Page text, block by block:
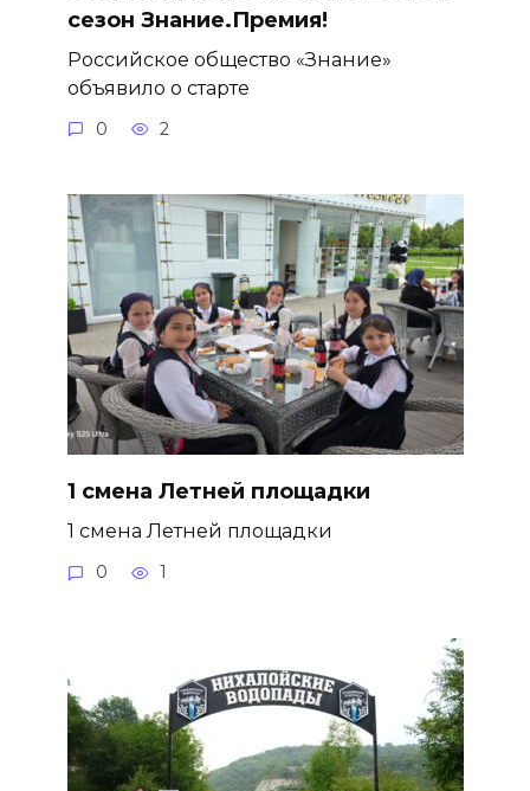
сезон Знание.Премия!
Российское общество «Знание»
объявило о старте
0 2
1 смена Летней площадки
1 смена Летней площадки
0 1